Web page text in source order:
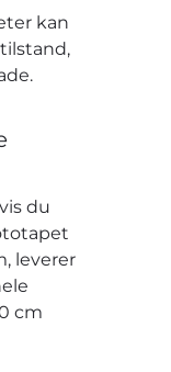
kan
du
leverer
cm